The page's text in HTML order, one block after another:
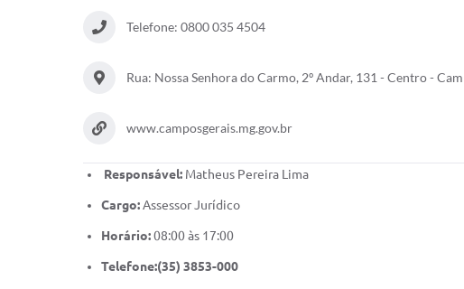
Telefone: 0800 035 4504
Rua: Nossa Senhora do Carmo, 2º Andar, 131 - Centro -
www.camposgerais.mg.gov.br
Responsável: Matheus Pereira Lima
Cargo:Assessor Jurídico
Horário:08:00 às 17:00
Telefone:(35) 3853-000